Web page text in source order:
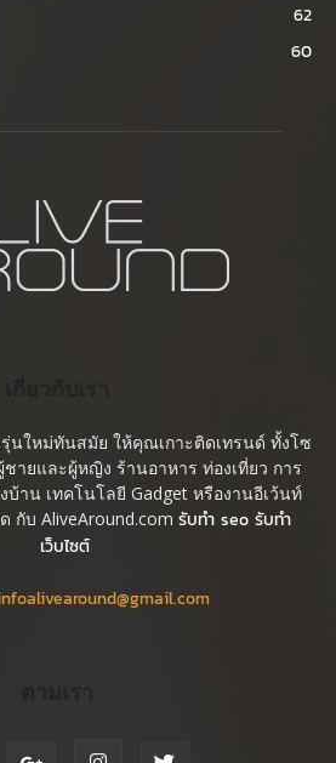
62
60
นใหม่ทันสมัย ให้คุณเกาะติดเทรนด์ ทั้งโซ
ายและผู้หญิง ร้านอาหาร ท่องเที่ยว การ
าน เทคโนโลยี Gadget หรืองานอีเว้นท์
กับ AliveAround.com รับทำ seo รับทำ
เว็บไซต์